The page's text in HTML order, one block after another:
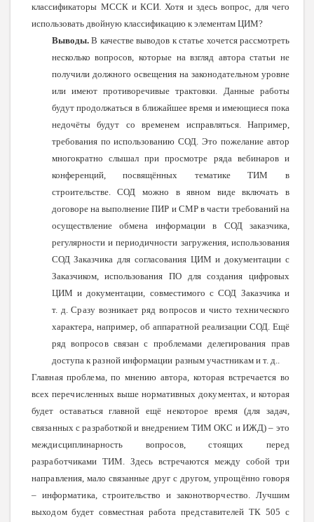
классификаторы МССК и КСИ. Хотя и здесь вопрос, для чего
использовать двойную классификацию к элементам ЦИМ?
Выводы.В качестве выводов к статье хочется рассмотреть
несколько вопросов, которые на взгляд автора статьи не
получили должного освещения на законодательном уровне
или имеют противоречивые трактовки. Данные работы
будут продолжаться в ближайшее время и имеющиеся пока
недочёты будут со временем исправляться. Например,
требования по использованию СОД. Это пожелание автор
многократно слышал при просмотре ряда вебинаров и
конференций, посвящённых тематике ТИМ в
строительстве. СОД можно в явном виде включать в
договоре на выполнение ПИР и СМР в части требований на
осуществление обмена информации в СОД заказчика,
регулярности и периодичности загружения, использования
СОД Заказчика для согласования ЦИМ и документации с
Заказчиком, использования ПО для создания цифровых
ЦИМ и документации, совместимого с СОД Заказчика и
т. д.Сразу возникает ряд вопросов и чисто технического
характера, например, об аппаратной реализации СОД. Ещё
ряд вопросов связан с проблемами делегирования прав
доступа к разной информации разным участникам и т. д..
Главная проблема, по мнению автора, которая встречается во
всех перечисленных выше нормативных документах, и которая
будет оставаться главной ещё некоторое время (для задач,
связанных с разработкой и внедрением ТИМ ОКС и ИЖД) – это
междисциплинарность вопросов, стоящих перед
разработчиками ТИМ. Здесь встречаются между собой три
направления, мало связанные друг с другом, упрощённо говоря
– информатика, строительство и законотворчество. Лучшим
выходом будет совместная работа представителей ТК 505 с